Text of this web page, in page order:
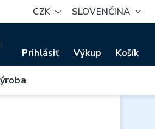
CZK SLOVENČINA
Prihlásiť Výkup Košík